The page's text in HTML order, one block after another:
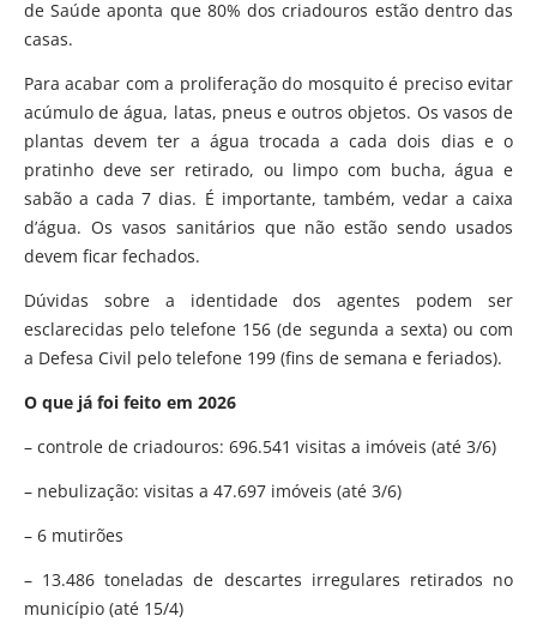
de Saúde aponta que 80% dos criadouros estão dentro das
casas.
Para acabar com a proliferação do mosquito é preciso evitar
acúmulo de água, latas, pneus e outros objetos. Os vasos de
plantas devem ter a água trocada a cada dois dias e o
pratinho deve ser retirado, ou limpo com bucha, água e
sabão a cada 7 dias. É importante, também, vedar a caixa
d’água. Os vasos sanitários que não estão sendo usados
devem ficar fechados.
Dúvidas sobre a identidade dos agentes podem ser
esclarecidas pelo telefone 156 (de segunda a sexta) ou com
a Defesa Civil pelo telefone 199 (fins de semana e feriados).
O que já foi feito em 2026
– controle de criadouros: 696.541 visitas a imóveis (até 3/6)
– nebulização: visitas a 47.697 imóveis (até 3/6)
– 6 mutirões
– 13.486 toneladas de descartes irregulares retirados no
município (até 15/4)